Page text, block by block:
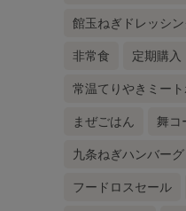
館玉ねぎドレッシ
非常食 定期購入
常温てりやきミー
まぜごはん 舞コ
九条ねぎハンバーグ
フードロスセール